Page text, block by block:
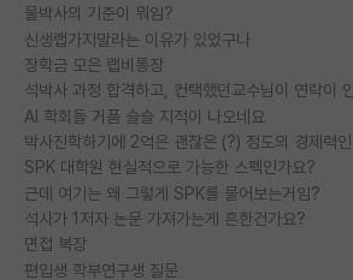
물박사의 기준이 뭐임?
신생랩가지말라는 이유가 있었구나
장학금 모은 랩비통장
AI 학회들 거품 슬슬 지적이 나오네요
SPK 대학원 현실적으로 가능한 스펙인가요?
근데 여기는 왜 그렇게 SPK를 물어보는거임?
석사가 1저자 논문 가져가는게 흔한건가요?
면접 복장
편입생 학부연구생 질문